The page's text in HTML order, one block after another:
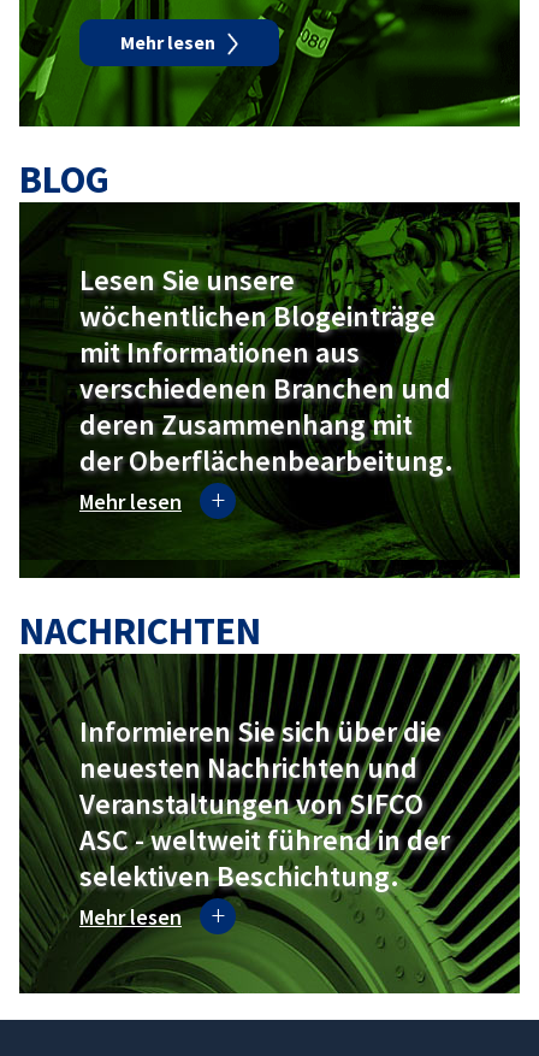
Mehr lesen
BLOG
Lesen Sie unsere
wöchentlichen Blogeinträge
mit Informationen aus
verschiedenen Branchen und
deren Zusammenhang mit
der Oberflächenbearbeitung.
Mehr lesen
NACHRICHTEN
Informieren Sie sich über die
neuesten Nachrichten und
Veranstaltungen von SIFCO
ASC - weltweit führend in der
selektiven Beschichtung.
Mehr lesen